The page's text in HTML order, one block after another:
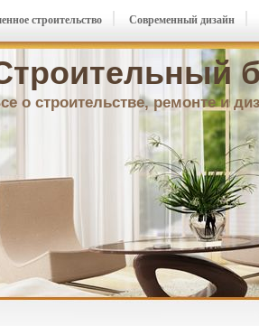
о строительстве, ремонте и
строительство Современный дизайн